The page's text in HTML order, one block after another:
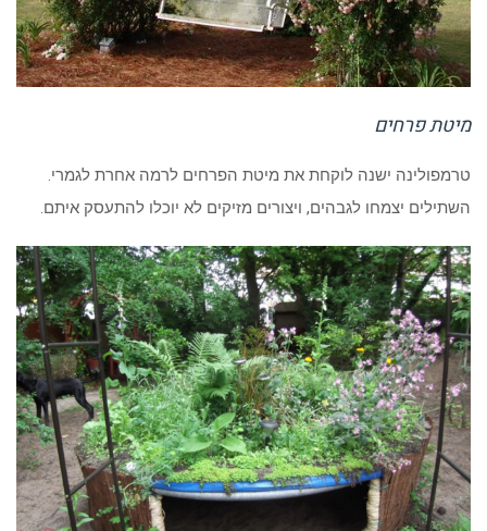
מיטת פרחים
טרמפולינה ישנה לוקחת את מיטת הפרחים לרמה אחרת לגמרי.
השתילים יצמחו לגבהים, ויצורים מזיקים לא יוכלו להתעסק איתם.